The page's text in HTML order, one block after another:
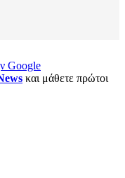
Google
και μάθετε πρώτοι